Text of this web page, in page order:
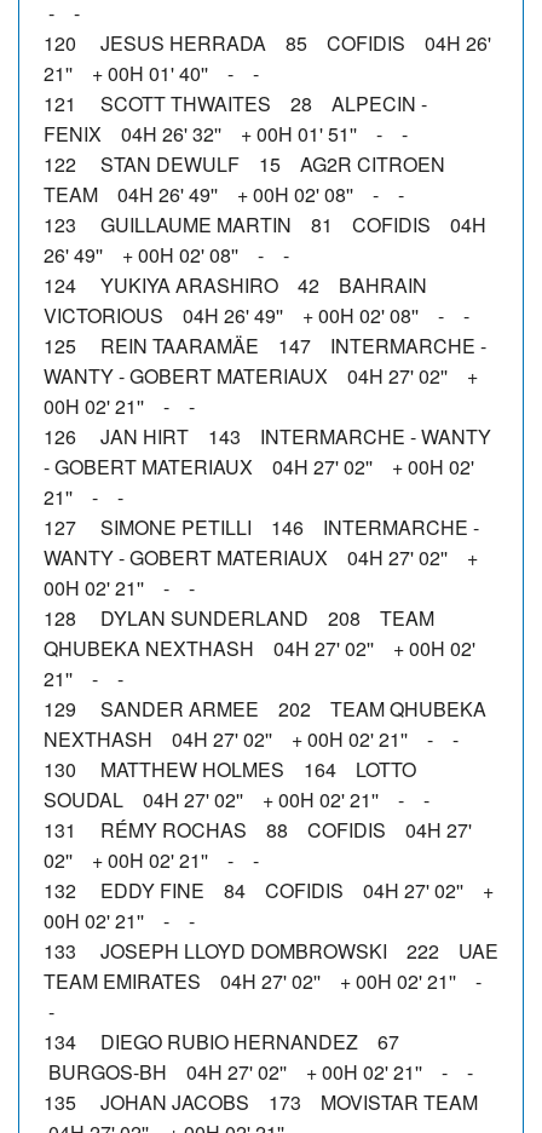
- -
120 JESUS HERRADA 85 COFIDIS 04H 26'
21'' + 00H 01' 40'' - -
121 SCOTT THWAITES 28 ALPECIN -
FENIX 04H 26' 32'' + 00H 01' 51'' - -
122 STAN DEWULF 15 AG2R CITROEN
TEAM 04H 26' 49'' + 00H 02' 08'' - -
123 GUILLAUME MARTIN 81 COFIDIS 04H
26' 49'' + 00H 02' 08'' - -
124 YUKIYA ARASHIRO 42 BAHRAIN
VICTORIOUS 04H 26' 49'' + 00H 02' 08'' - -
125 REIN TAARAMÄE 147 INTERMARCHE -
WANTY - GOBERT MATERIAUX 04H 27' 02'' +
00H 02' 21'' - -
126 JAN HIRT 143 INTERMARCHE - WANTY
- GOBERT MATERIAUX 04H 27' 02'' + 00H 02'
21'' - -
127 SIMONE PETILLI 146 INTERMARCHE -
WANTY - GOBERT MATERIAUX 04H 27' 02'' +
00H 02' 21'' - -
128 DYLAN SUNDERLAND 208 TEAM
QHUBEKA NEXTHASH 04H 27' 02'' + 00H 02'
21'' - -
129 SANDER ARMEE 202 TEAM QHUBEKA
NEXTHASH 04H 27' 02'' + 00H 02' 21'' - -
130 MATTHEW HOLMES 164 LOTTO
SOUDAL 04H 27' 02'' + 00H 02' 21'' - -
131 RÉMY ROCHAS 88 COFIDIS 04H 27'
02'' + 00H 02' 21'' - -
132 EDDY FINE 84 COFIDIS 04H 27' 02'' +
00H 02' 21'' - -
133 JOSEPH LLOYD DOMBROWSKI 222 UAE
TEAM EMIRATES 04H 27' 02'' + 00H 02' 21'' -
-
134 DIEGO RUBIO HERNANDEZ 67
BURGOS-BH 04H 27' 02'' + 00H 02' 21'' - -
135 JOHAN JACOBS 173 MOVISTAR TEAM